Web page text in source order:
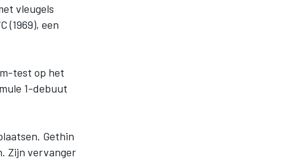
vleugels
(1969), een
test op het
1-debuut
Gethin
Zijn vervanger